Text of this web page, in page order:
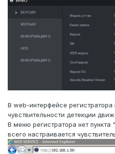
В web-интерфейсе регистратора
чувствительности детекции
В меню регистратора нет
всего настраивается